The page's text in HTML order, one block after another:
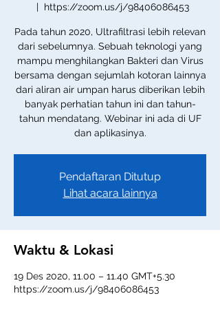
  |
https://zoom.us/j/98406086453
Pada tahun 2020, Ultrafiltrasi lebih relevan
dari sebelumnya. Sebuah teknologi yang
mampu menghilangkan Bakteri dan Virus
bersama dengan sejumlah kotoran lainnya
dari aliran air umpan harus diberikan lebih
banyak perhatian tahun ini dan tahun-
tahun mendatang. Webinar ini ada di UF
dan aplikasinya.
Pendaftaran Ditutup
Lihat acara lainnya
Waktu & Lokasi
19 Des 2020, 11.00 – 11.40 GMT+5.30
https://zoom.us/j/98406086453